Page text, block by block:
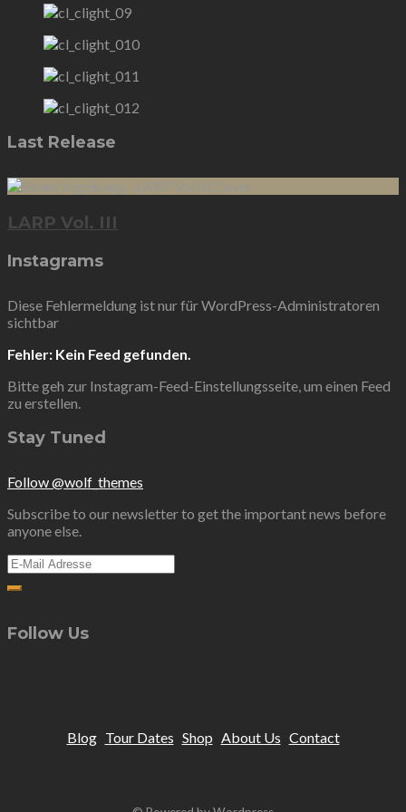
Last Release
LARP Vol. III
Instagrams
Diese Fehlermeldung ist nur für WordPress-Administratoren
sichtbar
Fehler: Kein Feed gefunden.
Bitte geh zur Instagram-Feed-Einstellungsseite, um einen Feed
zu erstellen.
Stay Tuned
Follow @wolf_themes
Subscribe to our newsletter to get the important news before
anyone else.
Follow Us
Blog Tour Dates Shop About Us Contact